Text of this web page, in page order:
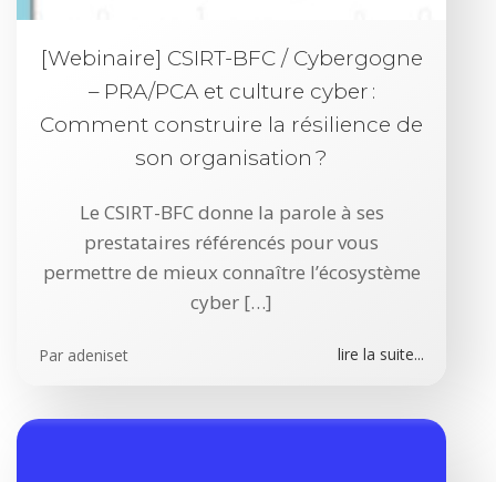
[Webinaire] CSIRT-BFC / Cybergogne
– PRA/PCA et culture cyber :
Comment construire la résilience de
son organisation ?
Le CSIRT-BFC donne la parole à ses
prestataires référencés pour vous
permettre de mieux connaître l’écosystème
cyber […]
Par adeniset lire la suite...